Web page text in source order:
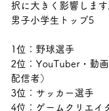
択に大きく影響します
男子小学生トップ5
1位：野球選手
2位：YouTuber・動
配信者）
3位：サッカー選手
4位：ゲームクリエイ